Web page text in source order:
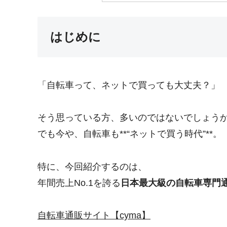
はじめに
「自転車って、ネットで買っても大丈夫？」
そう思っている方、多いのではないでしょうか
でも今や、自転車も**“ネットで買う時代”**。
特に、今回紹介するのは、
年間売上No.1を誇る 日本最大級の自転車専門
自転車通販サイト【cyma】